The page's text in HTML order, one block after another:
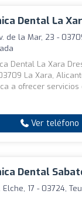
Dental La
de la Mar, 23 -
Dental La Xara
La Xara,
a ofrecer
Ver teléfono
Dental
Elche, 17 - 03724,